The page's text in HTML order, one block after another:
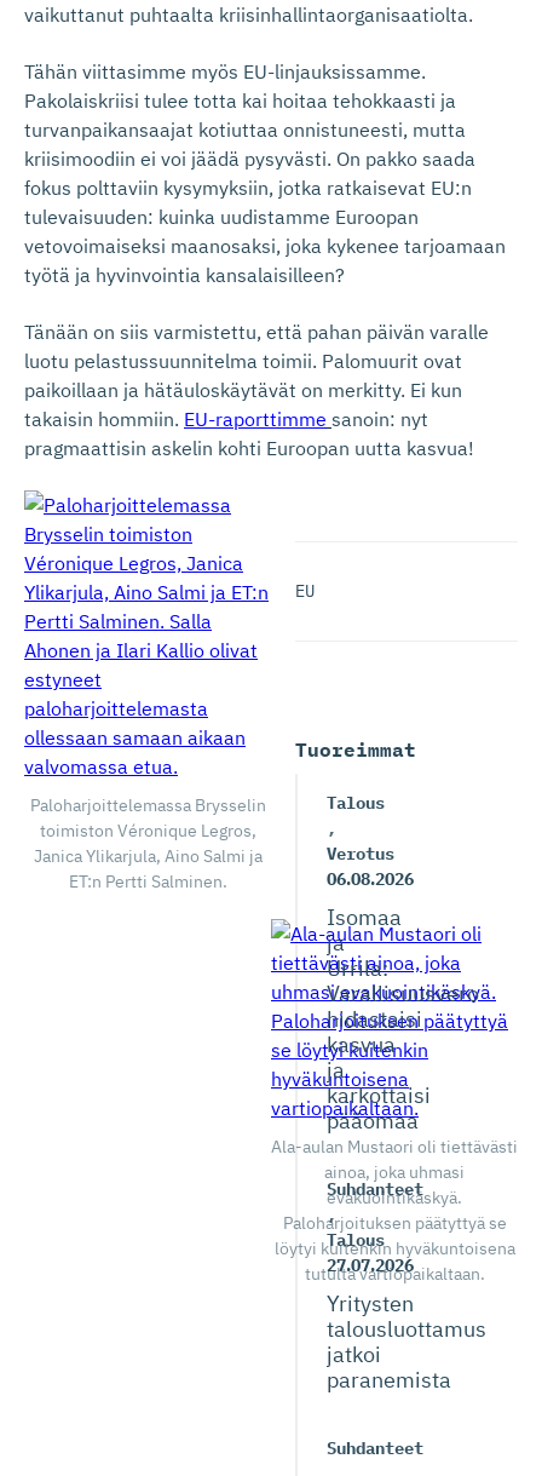
vaikuttanut puhtaalta kriisinhallintaorganisaatiolta.
Tähän viittasimme myös EU-linjauksissamme.
Pakolaiskriisi tulee totta kai hoitaa tehokkaasti ja
turvanpaikansaajat kotiuttaa onnistuneesti, mutta
kriisimoodiin ei voi jäädä pysyvästi. On pakko saada
fokus polttaviin kysymyksiin, jotka ratkaisevat EU:n
tulevaisuuden: kuinka uudistamme Euroopan
vetovoimaiseksi maanosaksi, joka kykenee tarjoamaan
työtä ja hyvinvointia kansalaisilleen?
Tänään on siis varmistettu, että pahan päivän varalle
luotu pelastussuunnitelma toimii. Palomuurit ovat
paikoillaan ja hätäuloskäytävät on merkitty. Ei kun
takaisin hommiin. EU-raporttimme sanoin: nyt
pragmaattisin askelin kohti Euroopan uutta kasvua!
Paloharjoittelemassa Brysselin
toimiston Véronique Legros,
Janica Ylikarjula, Aino Salmi ja
ET:n Pertti Salminen.
Ala-aulan Mustaori oli tiettävästi
ainoa, joka uhmasi
evakuointikäskyä.
Paloharjoituksen päätyttyä se
löytyi kuitenkin hyväkuntoisena
tutulta vartiopaikaltaan.
EU
Tuoreimmat
Talous
,
Verotus
06.08.2026
Isomaa
ja
Urrila:
Varallisuusvero
hidastaisi
kasvua
ja
karkottaisi
pääomaa
Suhdanteet
,
Talous
27.07.2026
Yritysten
talousluottamus
jatkoi
paranemista
Suhdanteet